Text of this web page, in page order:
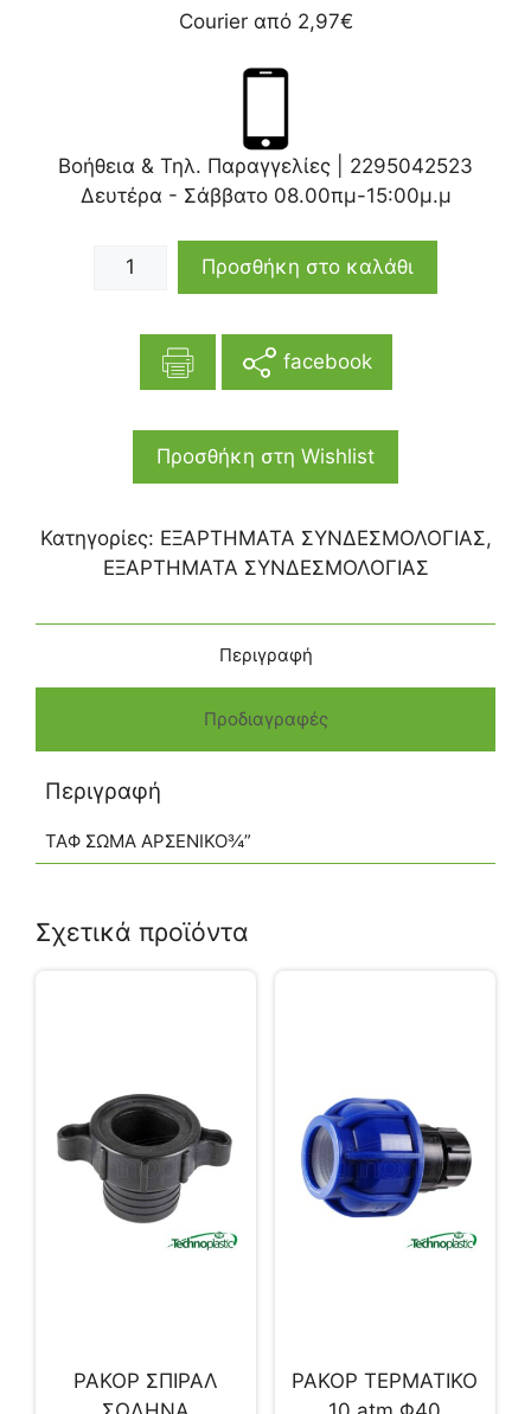
Courier από 2,97€
Βοήθεια & Τηλ. Παραγγελίες | 2295042523
Δευτέρα - Σάββατο 08.00πμ-15:00μ.μ
Προσθήκη στο καλάθι
facebook
Προσθήκη στη Wishlist
Κατηγορίες: ΕΞΑΡΤΗΜΑΤΑ ΣΥΝΔΕΣΜΟΛΟΓΙΑΣ,
ΕΞΑΡΤΗΜΑΤΑ ΣΥΝΔΕΣΜΟΛΟΓΙΑΣ
Περιγραφή
Προδιαγραφές
Περιγραφή
ΤΑΦ ΣΩΜΑ ΑΡΣΕΝΙΚΟ¾”
Σχετικά προϊόντα
ΡΑΚΟΡ ΣΠΙΡΑΛ
ΡΑΚΟΡ ΤΕΡΜΑΤΙΚΟ